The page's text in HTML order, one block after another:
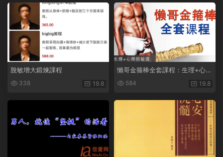
脫敏增大鍛煉課程
338 19.8
懶哥金箍棒全套課程：生理+心理
脫敏課
584 19.8